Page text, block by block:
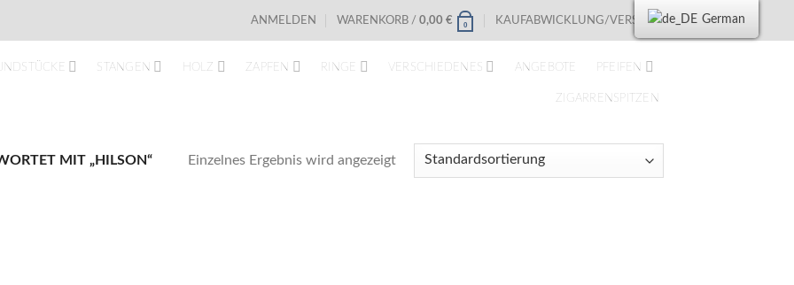
ANMELDEN WARENKORB / 0,00 € 0 KAUFABWICKLUNG/VERSAND
STANGEN HOLZ ZAPFEN RINGE VERSCHIEDENES ANGEBOTE PFEIFEN
ZIGARRENSPITZEN
MIT „HILSON“ Einzelnes Ergebnis wird angezeigt
German